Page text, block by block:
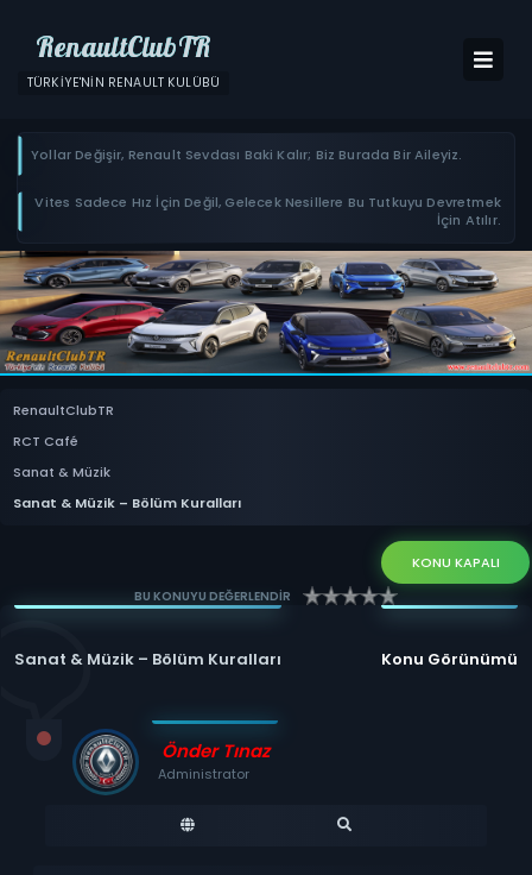
RenaultClubTR
TÜRKIYE'NIN RENAULT KULÜBÜ
Yollar Değişir, Renault Sevdası Baki Kalır; Biz Burada Bir Aileyiz.
Vites Sadece Hız İçin Değil, Gelecek Nesillere Bu Tutkuyu Devretmek
İçin Atılır.
RenaultClubTR
RCT Café
Sanat & Müzik
Sanat & Müzik – Bölüm Kuralları
KONU KAPALI
BU KONUYU DEĞERLENDİR
Konu Görünümü
Sanat & Müzik – Bölüm Kuralları
Önder Tınaz
Administrator